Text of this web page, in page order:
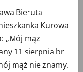
Bieruta
Kurowa
„Mój mąż
11 sierpnia br.
mąż nie znamy.